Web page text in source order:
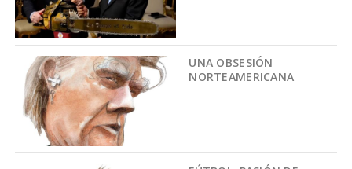
UNA OBSESIÓN
NORTEAMERICANA